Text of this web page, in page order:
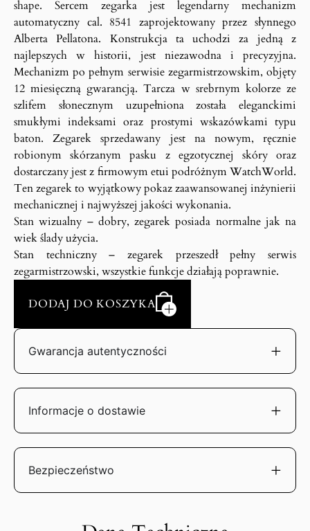
shape. Sercem zegarka jest legendarny mechanizm
automatyczny cal. 8541 zaprojektowany przez słynnego
Alberta Pellatona. Konstrukcja ta uchodzi za jedną z
najlepszych w historii, jest niezawodna i precyzyjna.
Mechanizm po pełnym serwisie zegarmistrzowskim, objęty
12 miesięczną gwarancją. Tarcza w srebrnym kolorze ze
szlifem słonecznym uzupełniona została eleganckimi
smukłymi indeksami oraz prostymi wskazówkami typu
baton. Zegarek sprzedawany jest na nowym, ręcznie
robionym skórzanym pasku z egzotycznej skóry oraz
dostarczany jest z firmowym etui podróżnym WatchWorld.
Ten zegarek to wyjątkowy pokaz zaawansowanej inżynierii
mechanicznej i najwyższej jakości wykonania.
Stan wizualny – dobry, zegarek posiada normalne jak na
wiek ślady użycia.
Stan techniczny – zegarek przeszedł pełny serwis
zegarmistrzowski, wszystkie funkcje działają poprawnie.
DODAJ DO KOSZYKA
Gwarancja autentyczności
Informacje o dostawie
Bezpieczeństwo